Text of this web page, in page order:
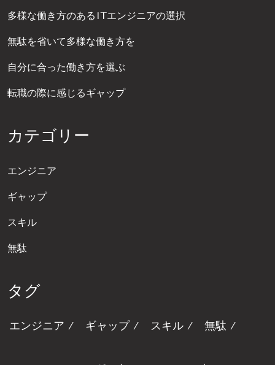
多様な働き方のあるITエンジニアの選択
無駄を省いて多様な働き方を
自分に合った働き方を選ぶ
転職の際に感じるギャップ
カテゴリー
エンジニア
ギャップ
スキル
無駄
タグ
エンジニア ギャップ スキル 無駄